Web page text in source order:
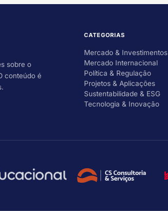
sobre o
conteúdo é
CATEGORIAS
Mercado & Investimentos
Mercado Internacional
Política & Regulação
Projetos & Aplicações
Sustentabilidade & ESG
Tecnologia & Inovação